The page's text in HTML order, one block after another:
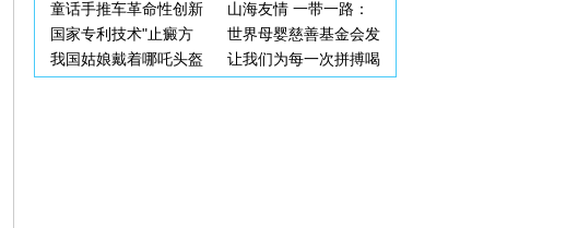
童话手推车革命性创新
山海友情 一带一路：
国家专利技术"止癜方
世界母婴慈善基金会发
我国姑娘戴着哪吒头盔
让我们为每一次拼搏喝